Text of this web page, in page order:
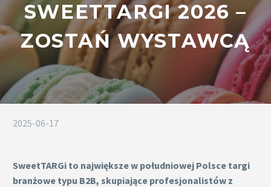
SWEETTARGI 2026 –
ZOSTAŃ WYSTAWCĄ
2025-06-17
SweetTARGi to największe w południowej Polsce targi
branżowe typu B2B, skupiające profesjonalistów z